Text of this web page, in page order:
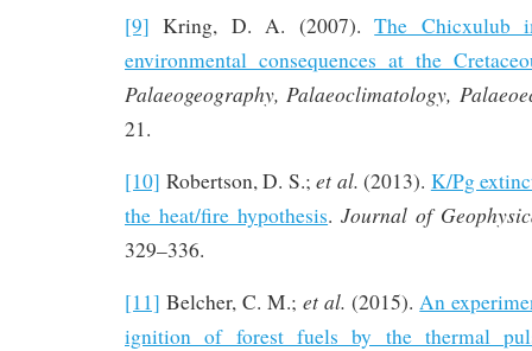
[9] Kring, D. A. (2007).The Chicxulub
environmental consequences at the
Palaeogeography, Palaeoclimatology,
21.
[10] Robertson, D. S.;et al. (2013). K/Pg
the heat/fire hypothesis.Journal of
329–336.
[11] Belcher, C. M.;et al. (2015).An
ignition of forest fuels by the thermal